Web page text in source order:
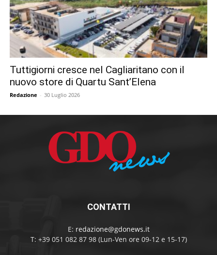
Tuttigiorni cresce nel Cagliaritano con il
nuovo store di Quartu Sant’Elena
Redazione - 30 Luglio 2026
CONTATTI
E: redazione@gdonews.it
T: +39 051 082 87 98 (Lun-Ven ore 09-12 e 15-17)